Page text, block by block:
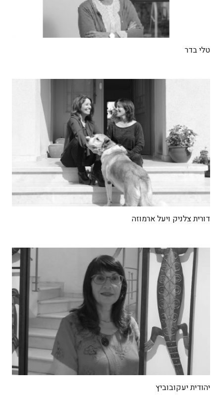
טלי בדר
דורית צלניק ויעל ארמוזה
יהודית יעקובוביץ